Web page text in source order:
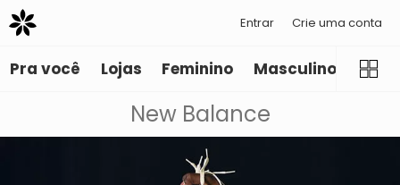
Entrar Crie uma conta
Pra você Lojas Feminino Masculino
New Balance